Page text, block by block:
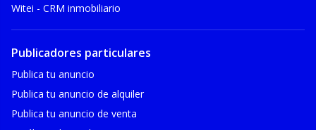
Witei - CRM inmobiliario
Publicadores particulares
Publica tu anuncio
Publica tu anuncio de alquiler
Publica tu anuncio de venta